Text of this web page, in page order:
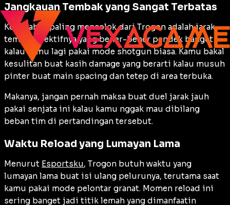
Jangkauan Tembak yang Sangat Terbatas
Kelemahan paling mencolok dari Trogon adalah jarak
tembak efektifnya yang bener-bener pendek banget
kalau kamu lagi pakai mode shotgun biasa. Kamu bakal
kesulitan buat kasih damage yang berarti kalau musuh
pinter buat main spacing dan tetep di area terbuka.
Makanya, jangan pernah maksa buat duel jarak jauh
pakai senjata ini kalau kamu nggak mau dibilang
beban tim di pertandingan tersebut.
Waktu Reload yang Lumayan Lama
Menurut Esportsku, Trogon butuh waktu yang
lumayan lama buat isi ulang pelurunya, terutama saat
kamu pakai mode pelontar granat. Momen reload ini
sering banget jadi titik lemah yang dimanfaatin